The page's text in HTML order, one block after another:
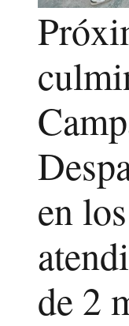
en
de 2